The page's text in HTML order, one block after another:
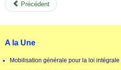
Précédent
A la Une
Mobilisation générale pour la loi